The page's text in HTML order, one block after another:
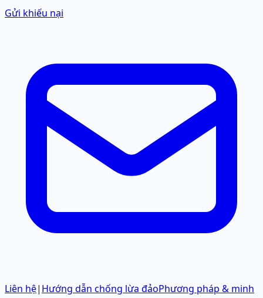
Gửi khiếu nại
Liên hệ| Hướng dẫn chống lừa đảoPhương pháp & minh